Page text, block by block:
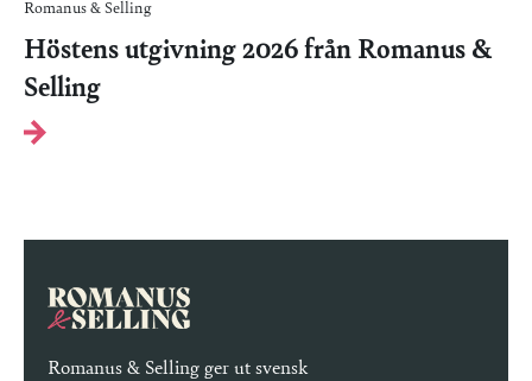
Romanus & Selling
Höstens utgivning 2026 från Romanus &
Selling
Romanus & Selling ger ut svensk